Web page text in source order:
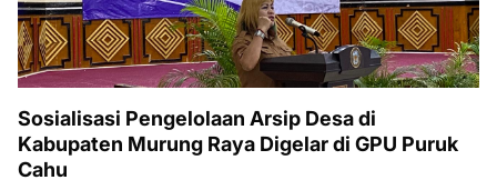
Sosialisasi Pengelolaan Arsip Desa di
Kabupaten Murung Raya Digelar di GPU Puruk
Cahu